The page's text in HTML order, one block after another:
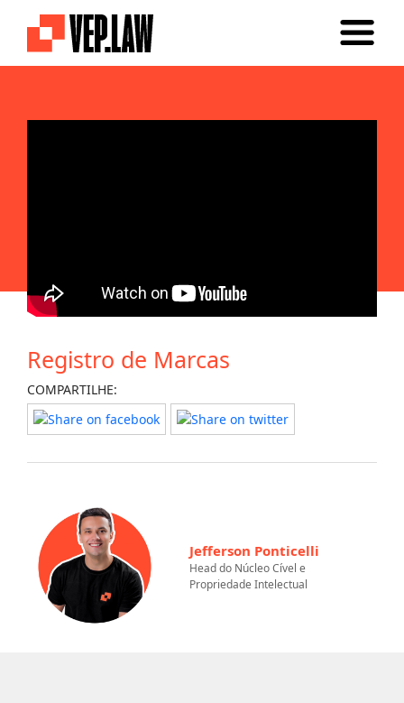
Registro de Marcas
COMPARTILHE:
Jefferson Ponticelli
Head do Núcleo Cível e
Propriedade Intelectual